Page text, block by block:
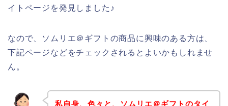
イトページを発見しました♪
なので、ソムリエ＠ギフトの商品に興味のある方は、
下記ページなどをチェックされるとよいかもしれませ
ん。
私自身、色々と、ソムリエ＠ギフトのタイ